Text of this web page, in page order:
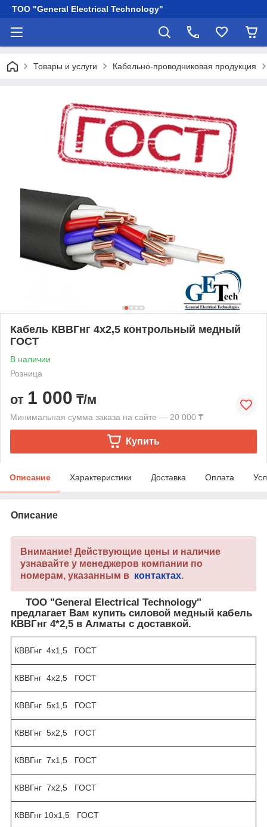
ТОО "General Electrical Technology"
Товары и услуги Кабельно-проводниковая продукция
Кабель КВВГнг 4х2,5 контрольный медный
ГОСТ
В наличии
Розница
от 1 000 ₸/м
Минимальная сумма заказа на сайте — 20 000 ₸
Купить
Описание Характеристики Доставка Оплата
Описание
Внимание! Действующие цены и наличие
узнавайте у менеджеров компании по
номерам, указанным в контактах.
ТОО "General Electrical Technology"
предлагает Вам купить силовой медный кабель
КВВГнг 4*2,5 в Алматы с доставкой.
КВВГнг 4х1,5 ГОСТ
КВВГнг 4х2,5 ГОСТ
КВВГнг 5х1,5 ГОСТ
КВВГнг 5х2,5 ГОСТ
КВВГнг 7х1,5 ГОСТ
КВВГнг 7х2,5 ГОСТ
КВВГнг 10х1,5 ГОСТ